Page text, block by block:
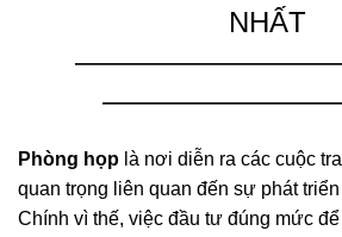
NHẤT
Phòng họp là nơi diễn ra các cuộc
quan trọng liên quan đến sự phát
Chính vì thế, việc đầu tư đúng mức